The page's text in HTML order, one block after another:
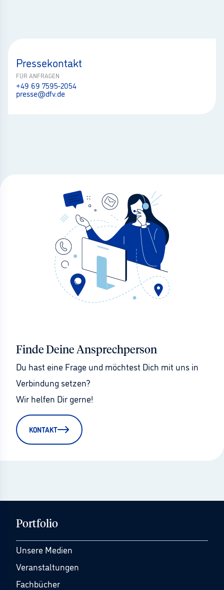
Pressekontakt
FÜR ANFRAGEN
+49 69 7595-2054
presse@dfv.de
Finde Deine Ansprechperson
Du hast eine Frage und möchtest Dich mit uns in
Verbindung setzen?
Wir helfen Dir gerne!
KONTAKT
Portfolio
Unsere Medien
Veranstaltungen
Fachbücher